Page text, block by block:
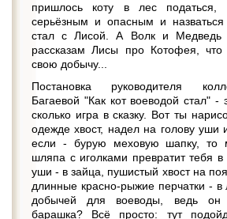
пришлось коту в лес податься,
серьёзным и опасным и
стал с Лисой. А Волк и Медведь
рассказам Лисы про Котофея,
свою добычу...
Постановка руководителя
Багаевой "Как кот воеводой стал" -
сколько игра в сказку. Вот ты
одежде хвост, надел на голову уши
если - бурую меховую шапку, то
шляпа с иголками превратит тебя
уши - в зайца, пушистый хвост на
длинные красно-рыжие перчатки - в
добычей для воеводы, ведь он
барашка? Всё просто: тут